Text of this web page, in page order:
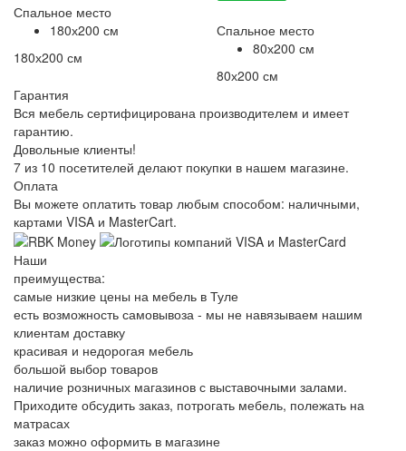
Спальное место
180х200 см
180х200 см
Спальное место
80х200 см
80х200 см
Гарантия
Вся мебель сертифицирована производителем и имеет
гарантию.
Довольные клиенты!
7 из 10 посетителей делают покупки в нашем магазине.
Оплата
Вы можете оплатить товар любым способом: наличными,
картами VISA и MasterCart.
Наши
преимущества:
самые низкие цены на мебель в Туле
есть возможность самовывоза - мы не навязываем нашим
клиентам доставку
красивая и недорогая мебель
большой выбор товаров
наличие розничных магазинов с выставочными залами.
Приходите обсудить заказ, потрогать мебель, полежать на
матрасах
заказ можно оформить в магазине